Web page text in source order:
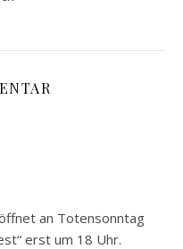
an Totensonntag
erst um 18 Uhr.